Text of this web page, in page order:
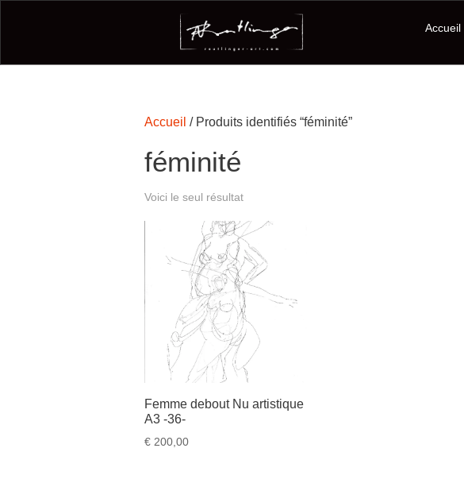
Accueil
Accueil / Produits identifiés “féminité”
féminité
Voici le seul résultat
Femme debout Nu artistique
A3 -36-
€ 200,00